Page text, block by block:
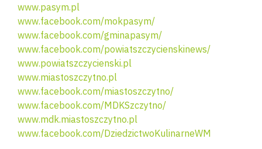
www.pasym.pl
www.facebook.com/mokpasym/
www.facebook.com/gminapasym/
www.facebook.com/powiatszczycienskinews/
www.powiatszczycienski.pl
www.miastoszczytno.pl
www.facebook.com/miastoszczytno/
www.facebook.com/MDKSzczytno/
www.mdk.miastoszczytno.pl
www.facebook.com/DziedzictwoKulinarneWM